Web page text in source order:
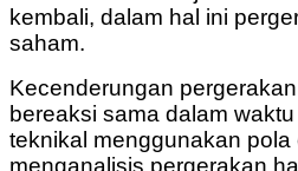
kembali, dalam hal ini
saham.
Kecenderungan
bereaksi sama dalam
teknikal menggunakan pola